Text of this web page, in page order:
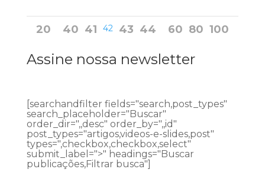
20 40 41 42 43 44 60 80 100
Assine nossa newsletter
[searchandfilter fields="search,post_types"
search_placeholder="Buscar"
order_dir=",,desc" order_by=",,id"
post_types="artigos,videos-e-slides,post"
types=",checkbox,checkbox,select"
submit_label=">" headings="Buscar
publicações,Filtrar busca"]